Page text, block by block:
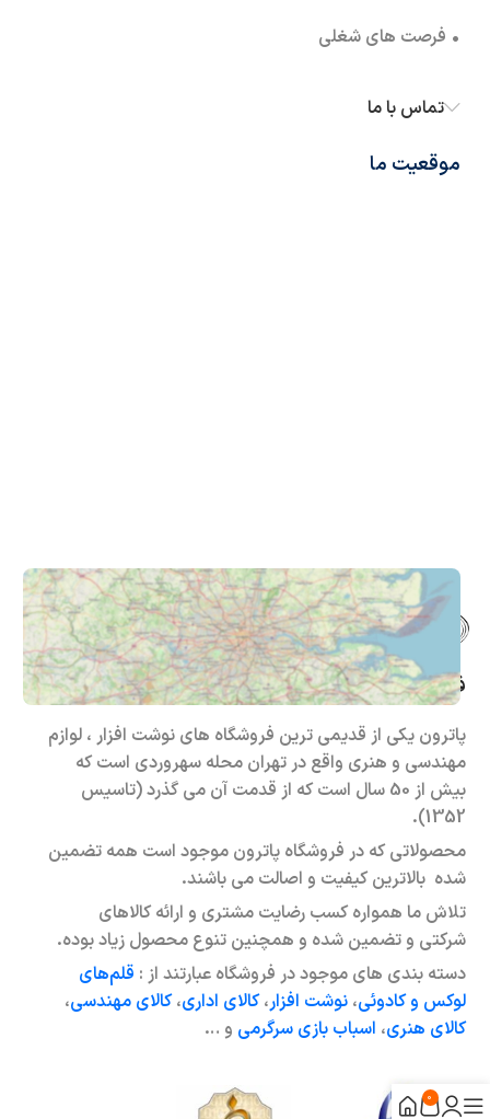
• فرصت های شغلی
تماس با ما
موقعیت ما
فروشگاه حضوری – اینترنتی پاترون
پاترون یکی از قدیمی ترین فروشگاه های نوشت افزار ، لوازم
مهندسی و هنری واقع در تهران محله سهروردی است که
بیش از 50 سال است که از قدمت آن می گذرد (تاسیس
1352).
محصولاتی که در فروشگاه پاترون موجود است همه تضمین
شده بالاترین کیفیت و اصالت می باشند.
تلاش ما همواره کسب رضایت مشتری و ارائه کالاهای
شرکتی و تضمین شده و همچنین تنوع محصول زیاد بوده.
دسته بندی های موجود در فروشگاه عبارتند از : قلم‌های
لوکس و کادوئی، نوشت افزار،کالای اداری،کالای مهندسی،
کالای هنری، اسباب بازی سرگرمی و …
0